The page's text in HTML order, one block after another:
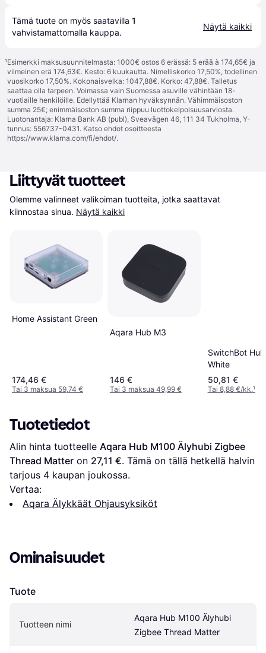
Tämä tuote on myös saatavilla 1
vahvistamattomalla kauppa.
Näytä kaikki
¹Esimerkki maksusuunnitelmasta: 1000€ ostos 6 erässä: 5 erää à 174,65€ ja
viimeinen erä 174,63€. Kesto: 6 kuukautta. Nimelliskorko 17,50%, todellinen
vuosikorko 17,50%. Kokonaisvelka: 1047,88€. Korko: 47,88€. Talletus
saattaa olla tarpeen. Voimassa vain Suomessa asuville vähintään 18-
vuotiaille henkilöille. Edellyttää Klarnan hyväksynnän. Vähimmäisoston
summa 25€; enimmäisoston summa riippuu luottokelpoisuusarviosta.
Luotonantaja: Klarna Bank AB (publ), Sveavägen 46, 111 34 Tukholma, Y-
tunnus: 556737-0431. Katso ehdot osoitteesta
https://www.klarna.com/fi/ehdot/.
Liittyvät tuotteet
Olemme valinneet valikoiman tuotteita, jotka saattavat
kiinnostaa sinua. Näytä kaikki
Home Assistant Green
174,46 €
Tai 3 maksua 59,74 €
Aqara Hub M3
146 €
Tai 3 maksua 49,99 €
SwitchBot
White
50,81 €
Tai 8,88 €/kk.¹
Tuotetiedot
Alin hinta tuotteelle Aqara Hub M100 Älyhubi Zigbee
Thread Matter on 27,11 €. Tämä on tällä hetkellä halvin
tarjous 4 kaupan joukossa.
Vertaa:
Aqara Älykkäät Ohjausyksiköt
Ominaisuudet
Tuote
Tuotteen nimi
Aqara Hub M100 Älyhubi
Zigbee Thread Matter